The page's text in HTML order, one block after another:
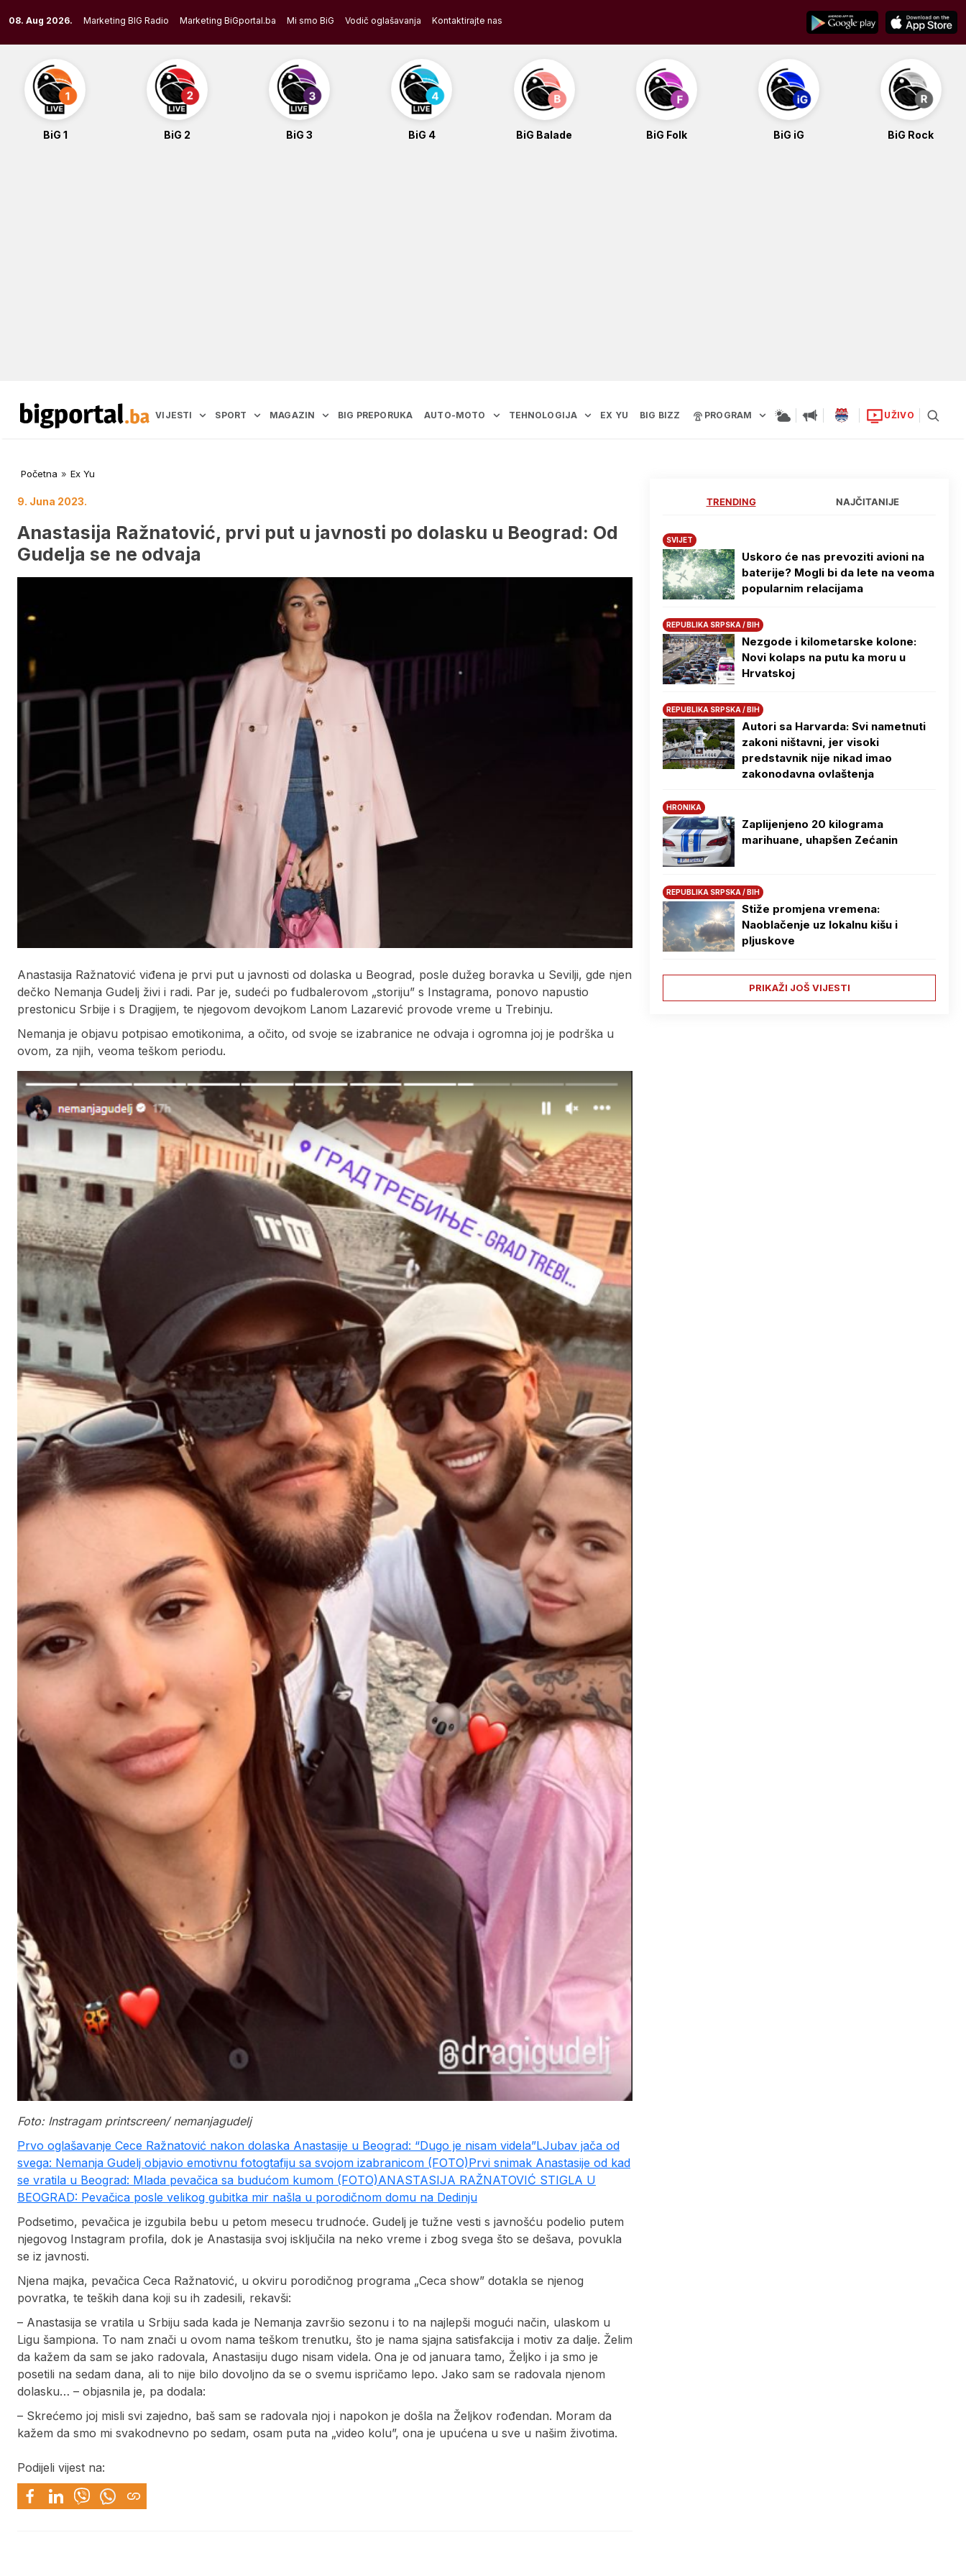
to
content
08. Aug 2026. Marketing BIG Radio Marketing BiGportal.ba Mi smo BiG Vodič oglašavanja Kontaktirajte nas
BiG 1 BiG 2 BiG 3 BiG 4 BiG Balade BiG Folk BiG iG BiG Rock
VIJESTI SPORT MAGAZIN BIG PREPORUKA AUTO-MOTO TEHNOLOGIJA EX YU BIG BIZZ PROGRAM UŽIVO
Početna » Ex Yu
9. Juna 2023.
Anastasija Ražnatović, prvi put u javnosti po dolasku u Beograd: Od
Gudelja se ne odvaja
Anastasija Ražnatović viđena je prvi put u javnosti od dolaska u Beograd, posle dužeg boravka u Sevilji, gde njen
dečko Nemanja Gudelj živi i radi. Par je, sudeći po fudbalerovom „storiju” s Instagrama, ponovo napustio
prestonicu Srbije i s Dragijem, te njegovom devojkom Lanom Lazarević provode vreme u Trebinju.
Nemanja je objavu potpisao emotikonima, a očito, od svoje se izabranice ne odvaja i ogromna joj je podrška u
ovom, za njih, veoma teškom periodu.
Foto: Instragam printscreen/ nemanjagudelj
Prvo oglašavanje Cece Ražnatović nakon dolaska Anastasije u Beograd: “Dugo je nisam videla”LJubav jača od
svega: Nemanja Gudelj objavio emotivnu fotogtafiju sa svojom izabranicom (FOTO)Prvi snimak Anastasije od kad
se vratila u Beograd: Mlada pevačica sa budućom kumom (FOTO)ANASTASIJA RAŽNATOVIĆ STIGLA U
BEOGRAD: Pevačica posle velikog gubitka mir našla u porodičnom domu na Dedinju
Podsetimo, pevačica je izgubila bebu u petom mesecu trudnoće. Gudelj je tužne vesti s javnošću podelio putem
njegovog Instagram profila, dok je Anastasija svoj isključila na neko vreme i zbog svega što se dešava, povukla
se iz javnosti.
Njena majka, pevačica Ceca Ražnatović, u okviru porodičnog programa „Ceca show” dotakla se njenog
povratka, te teških dana koji su ih zadesili, rekavši:
– Anastasija se vratila u Srbiju sada kada je Nemanja završio sezonu i to na najlepši mogući način, ulaskom u
Ligu šampiona. To nam znači u ovom nama teškom trenutku, što je nama sjajna satisfakcija i motiv za dalje. Želim
da kažem da sam se jako radovala, Anastasiju dugo nisam videla. Ona je od januara tamo, Željko i ja smo je
posetili na sedam dana, ali to nije bilo dovoljno da se o svemu ispričamo lepo. Jako sam se radovala njenom
dolasku… – objasnila je, pa dodala:
– Skrećemo joj misli svi zajedno, baš sam se radovala njoj i napokon je došla na Željkov rođendan. Moram da
kažem da smo mi svakodnevno po sedam, osam puta na „video kolu”, ona je upućena u sve u našim životima.
Podijeli vijest na:
TRENDING NAJČITANIJE
SVIJET
Uskoro će nas prevoziti avioni na
baterije? Mogli bi da lete na veoma
popularnim relacijama
REPUBLIKA SRPSKA / BIH
Nezgode i kilometarske kolone:
Novi kolaps na putu ka moru u
Hrvatskoj
REPUBLIKA SRPSKA / BIH
Autori sa Harvarda: Svi nametnuti
zakoni ništavni, jer visoki
predstavnik nije nikad imao
zakonodavna ovlaštenja
HRONIKA
Zaplijenjeno 20 kilograma
marihuane, uhapšen Zećanin
REPUBLIKA SRPSKA / BIH
Stiže promjena vremena:
Naoblačenje uz lokalnu kišu i
pljuskove
PRIKAŽI JOŠ VIJESTI